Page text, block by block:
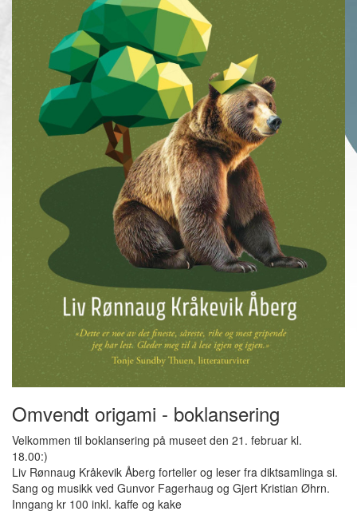
Omvendt origami - boklansering
Velkommen til boklansering på museet den 21. februar kl.
18.00:)
Liv Rønnaug Kråkevik Åberg forteller og leser fra diktsamlinga si.
Sang og musikk ved Gunvor Fagerhaug og Gjert Kristian Øhrn.
Inngang kr 100 inkl. kaffe og kake